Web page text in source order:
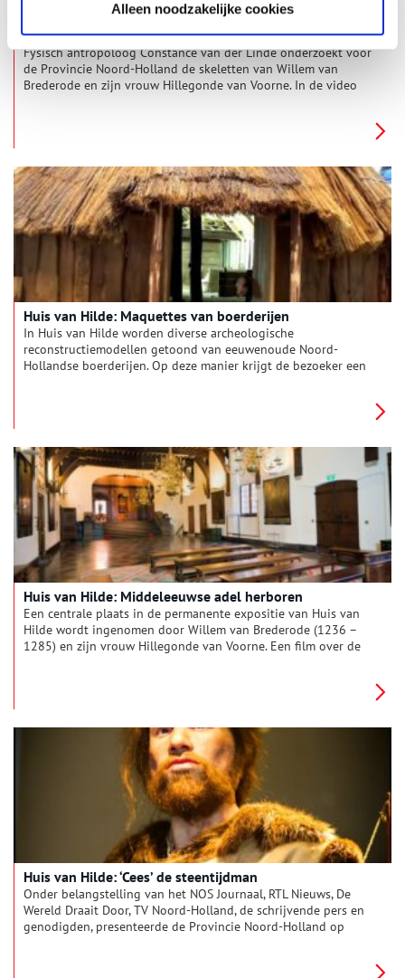
Alleen noodzakelijke cookies
CSI Noord-Holland: Skelet-onderzoek
Fysisch antropoloog Constance van der Linde onderzoekt voor
de Provincie Noord-Holland de skeletten van Willem van
Brederode en zijn vrouw Hillegonde van Voorne. In de video
Huis van Hilde: Maquettes van boerderijen
In Huis van Hilde worden diverse archeologische
reconstructiemodellen getoond van eeuwenoude Noord-
Hollandse boerderijen. Op deze manier krijgt de bezoeker een
Huis van Hilde: Middeleeuwse adel herboren
Een centrale plaats in de permanente expositie van Huis van
Hilde wordt ingenomen door Willem van Brederode (1236 –
1285) en zijn vrouw Hillegonde van Voorne. Een film over de
Huis van Hilde: ‘Cees’ de steentijdman
Onder belangstelling van het NOS Journaal, RTL Nieuws, De
Wereld Draait Door, TV Noord-Holland, de schrijvende pers en
genodigden, presenteerde de Provincie Noord-Holland op